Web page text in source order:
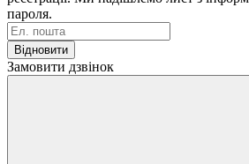
пароля.
Відновити
Замовити дзвінок